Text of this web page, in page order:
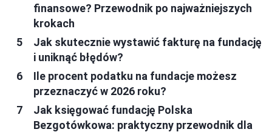
finansowe? Przewodnik po najważniejszych
krokach
Jak skutecznie wystawić fakturę na fundację
i uniknąć błędów?
Ile procent podatku na fundacje możesz
przeznaczyć w 2026 roku?
Jak księgować fundację Polska
Bezgotówkowa: praktyczny przewodnik dla